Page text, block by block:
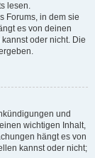
lesen.
Forums, in dem sie
es von deinen
oder nicht. Die
und
wichtigen Inhalt,
hängt es von
kannst oder nicht;